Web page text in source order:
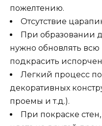
пожелтению.
Отсутствие
При образовании
нужно обновлять всю
подкрасить
Легкий процесс
декоративных
проемы и т.д.).
При покраске